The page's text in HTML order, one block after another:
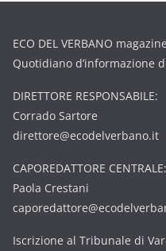
ECO DEL VERBANO magazine
Quotidiano d’informazione
DIRETTORE RESPONSABILE:
Corrado Sartore
direttore@ecodelverbano.it
CAPOREDATTORE CENTRALE:
Paola Crestani
Iscrizione al Tribunale di